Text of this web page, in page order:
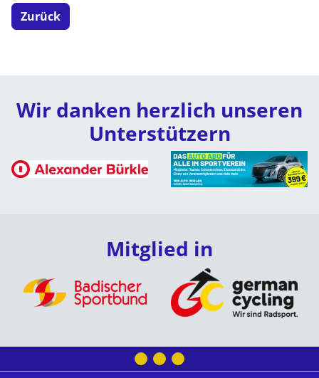
Zurück
Wir danken herzlich unseren
Unterstützern
Mitglied in